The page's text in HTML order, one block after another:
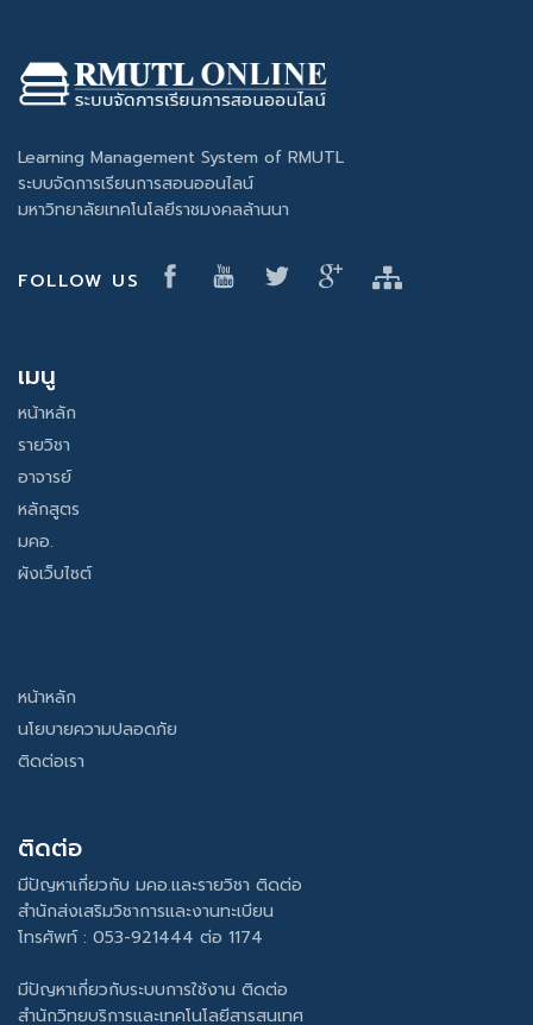
Learning Management System of RMUTL
ระบบจัดการเรียนการสอนออนไลน์
มหาวิทยาลัยเทคโนโลยีราชมงคลล้านนา
FOLLOW US
เมนู
หน้าหลัก
รายวิชา
อาจารย์
หลักสูตร
มคอ.
ผังเว็บไซต์
หน้าหลัก
นโยบายความปลอดภัย
ติดต่อเรา
ติดต่อ
มีปัญหาเกี่ยวกับ มคอ.และรายวิชา ติดต่อ
สำนักส่งเสริมวิชาการและงานทะเบียน
โทรศัพท์ : 053-921444 ต่อ 1174
มีปัญหาเกี่ยวกับระบบการใช้งาน ติดต่อ
สำนักวิทยบริการและเทคโนโลยีสารสนเทศ